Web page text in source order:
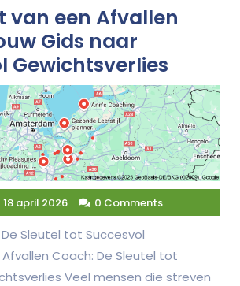
van een Afvallen
Gids naar
Gewichtsverlies
18 april 2026 0 Comments
Sleutel tot Succesvol
Coach: De Sleutel tot
Veel mensen die streven